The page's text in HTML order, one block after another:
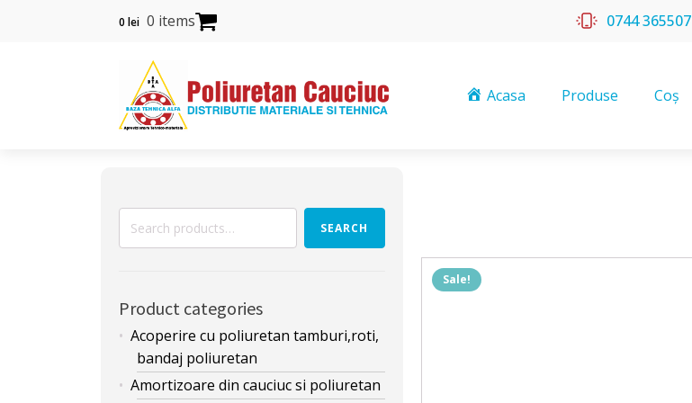
0 lei 0 items 0744 365507
Acasa Produse Coș
Search
SEARCH
Product categories
Acoperire cu poliuretan tamburi,roti,
bandaj poliuretan
Amortizoare din cauciuc si poliuretan
Sale!